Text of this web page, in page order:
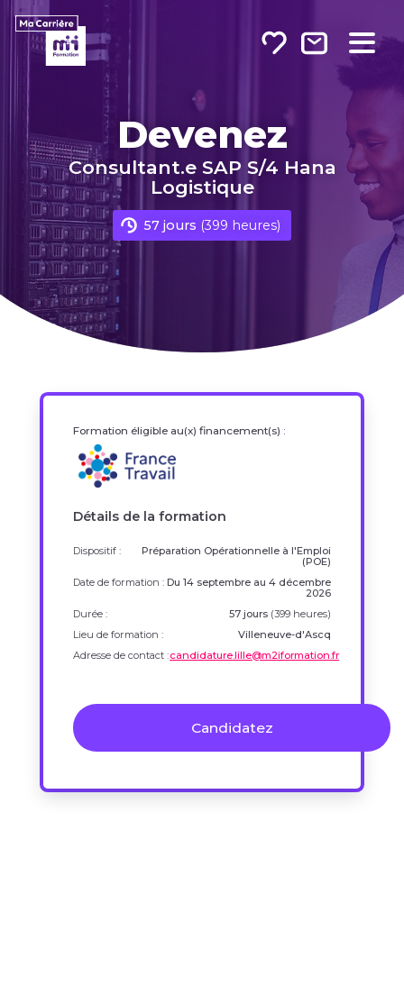
Devenez
Consultant.e SAP S/4 Hana
Logistique
57 jours (399 heures)
Formation éligible au(x) financement(s) :
Détails de la formation
Dispositif :
Préparation Opérationnelle à l'Emploi
(POE)
Date de formation : Du 14 septembre au 4 décembre
2026
Durée :
57 jours (399 heures)
Lieu de formation :
Villeneuve-d'Ascq
Adresse de contact :candidature.lille@m2iformation.fr
Candidatez
Sur Twitter
Par e-mail